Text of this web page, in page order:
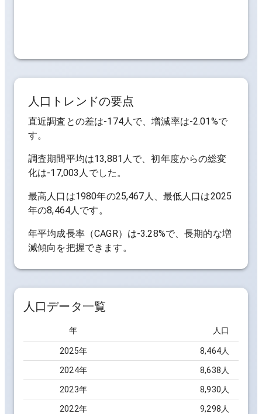
人口トレンドの要点
直近調査との差は-174人で、増減率は-2.01%で
す。
調査期間平均は13,881人で、初年度からの総変
化は-17,003人 でした。
最高人口は1980年の25,467人 、最低人口は2025
年の8,464人です。
年平均成長率（CAGR）は-3.28%で、長期的な増
減傾向を把握できます。
人口データ一覧
年 人口
2025年 8,464人
2024年 8,638 人
2023年 8,930 人
2022年 9,298 人